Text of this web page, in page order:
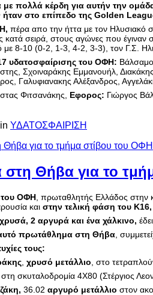
με πολλά κέρδη για αυτήν την
ήταν στο επίπεδο της Golden
πέρα απο την ήττα με τον Ηλυσιακό
κατά σειρά, στους αγώνες που
με 8-10 (0-2, 1-3, 4-2, 3-3), τον Γ.Σ.
υδατοσφαίρισης του ΟΦΗ:
Σχοιναράκης Εμμανουήλ,
Γαλυφιανακης Αλέξανδρος,
Φιτσανάκης, Εφορος: Γιώργος
ΥΔΑΤΟΣΦΑΙΡΙΣΗ
στη Θήβα για το
του ΟΦΗ , πρωταθλητής Ελλάδος στην
και στην τελική φάση του
2 αργυρά και ένα χάλκινο,
πρωτάθλημα στη Θήβα ,
τους:
χρυσό μετάλλιο , στο
στη σκυταλοδρομία 4Χ80 (Στέργιος
36.02 αργυρό μετάλλιο στον